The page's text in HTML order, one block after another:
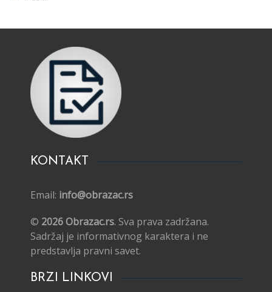
KONTAKT
Email: info@obrazac.rs
© 2026 Obrazac.rs. Sva prava zadržana.
Sadržaj je informativnog karaktera i ne
predstavlja pravni savet.
BRZI LINKOVI